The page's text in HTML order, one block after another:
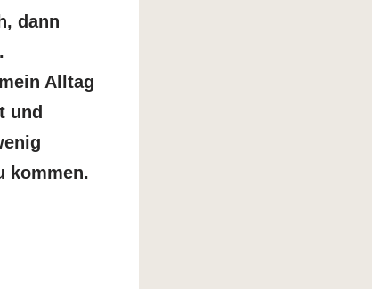
dann
Alltag
und
kommen.